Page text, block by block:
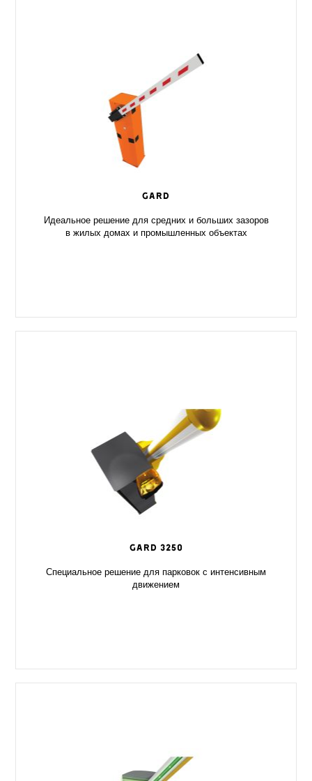
GARD
Идеальное решение для средних и больших зазоров
в жилых домах и промышленных объектах
GARD 3250
Специальное решение для парковок с интенсивным
движением